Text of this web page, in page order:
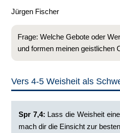
Jürgen Fischer
Frage: Welche Gebote oder
und formen meinen geistlichen
Vers 4-5 Weisheit als
Spr 7,4: Lass die Weisheit
mach dir die Einsicht zur